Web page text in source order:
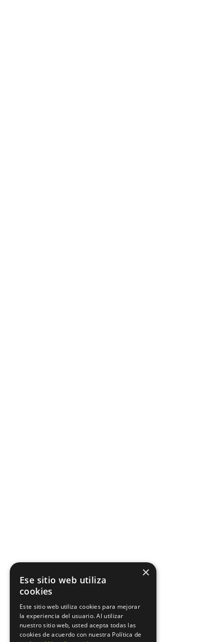
×
Ese sitio web utiliza
cookies
Este sitio web utiliza cookies para mejorar
la experiencia del usuario. Al utilizar
nuestro sitio web, usted acepta todas las
cookies de acuerdo con nuestra Política de